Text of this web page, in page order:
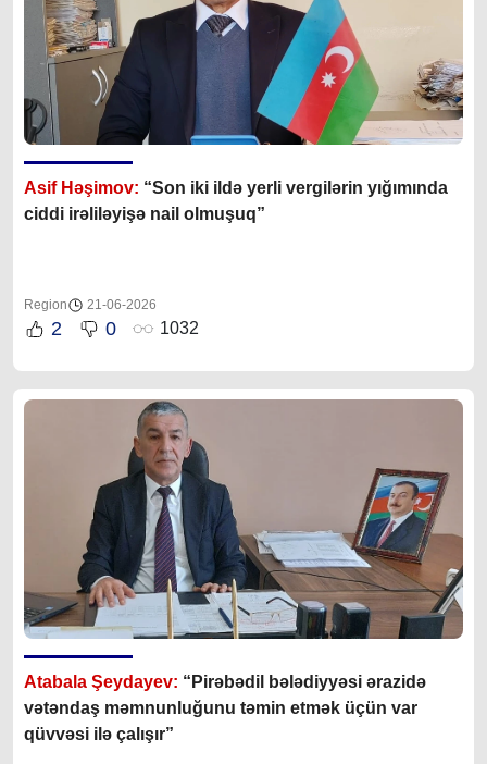
Asif Həşimov: “Son iki ildə yerli vergilərin yığımında
ciddi irəliləyişə nail olmuşuq”
Region 21-06-2026
2 0 1032
Atabala Şeydayev: “Pirəbədil bələdiyyəsi ərazidə
vətəndaş məmnunluğunu təmin etmək üçün var
qüvvəsi ilə çalışır”